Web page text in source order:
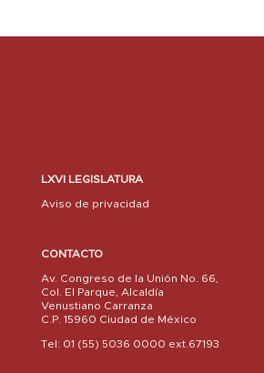
LXVI LEGISLATURA
Aviso de privacidad
CONTACTO
Av. Congreso de la Unión No. 66,
Col. El Parque, Alcaldía
Venustiano Carranza
C.P. 15960 Ciudad de México
Tel: 01 (55) 5036 0000 ext.67193